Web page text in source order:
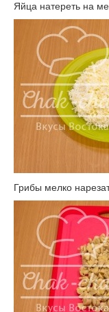
Яйца натереть на
Грибы мелко